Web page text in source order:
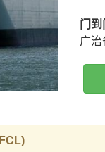
门到
广治